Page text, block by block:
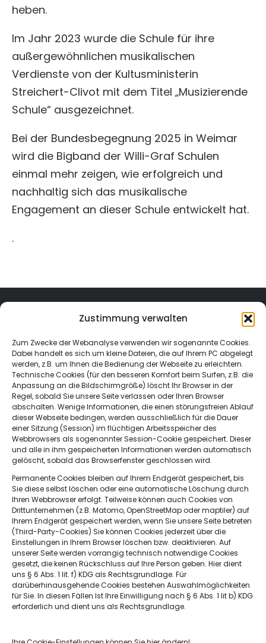
Zustimmung verwalten
Zum Zwecke der Webanalyse verwenden wir sogenannte Cookies.
Dabei handelt es sich um kleine Dateien, die auf Ihrem PC abgelegt
werden, z.B. um Ihnen die Bedienung der Webseite zu erleichtern.
Technische Cookies (für den besseren Komfort beim Surfen, z.B. die
Anpassung an die Bildschirmgröße) löscht Ihr Browser in der
Regel, sobald Sie unsere Seite verlassen oder Ihren Browser
abschalten. Wenige Informationen, die einen störungsfreien Ablauf
dieser Webseite bedingen, werden ausschließlich für die Dauer
einer Sitzung (Session) im flüchtigen Arbeitsspeicher des
Webbrowsers als sogenannter Session-Cookie gespeichert. Dieser
und alle in ihm gespeicherten Informationen werden automatisch
gelöscht, sobald das Browserfenster geschlossen wird.
Permanente Cookies bleiben auf Ihrem Endgerät gespeichert, bis
Sie diese selbst löschen oder eine automatische Löschung durch
Ihren Webbrowser erfolgt. Teilweise können auch Cookies von
Drittunternehmen (z.B. Matomo, OpenStreetMap oder maptiler) auf
Ihrem Endgerät gespeichert werden, wenn Sie unsere Seite betreten
(Third-Party-Cookies) Sie können Cookies jederzeit über die
Einstellungen in Ihrem Browser löschen bzw. deaktivieren. Auf
unserer Seite werden vorrangig technisch notwendige Cookies
gesetzt, die keinen Rückschluss auf Ihre Person geben. Hier dient
uns § 6 Abs. 1 lit. f) KDG als Rechtsgrundlage. Für
darüberhinausgehende Cookies bestehen Auswahlmöglichkeiten
für Sie. In diesen Fällen Ist Ihre Einwilligung nach § 6 Abs. 1 lit b) KDG
erforderlich und dient uns als Rechtsgrundlage.
heben.
Im Jahr 2023 wurde die Schule für ihre
außergewöhnlichen musikalischen
Verdienste von der Kultusministerin
Streichert-Clivot mit dem Titel „Musizierende
Schule“ ausgezeichnet.
Bei der Bundesbegegnung 2025 in Weimar
wird die Bigband der Willi-Graf Schulen
einmal mehr zeigen, wie erfolgreich und
nachhaltig sich das musikalische
Engagement an dieser Schule entwickelt hat.
.
Sachsenweg 3,
66121 Saarbrücken
0681 6683512
Downloads